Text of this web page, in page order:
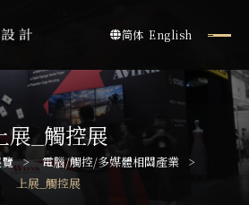
简体 English
展_觸控展
電腦/觸控/多媒體相關產業
上展_觸控展